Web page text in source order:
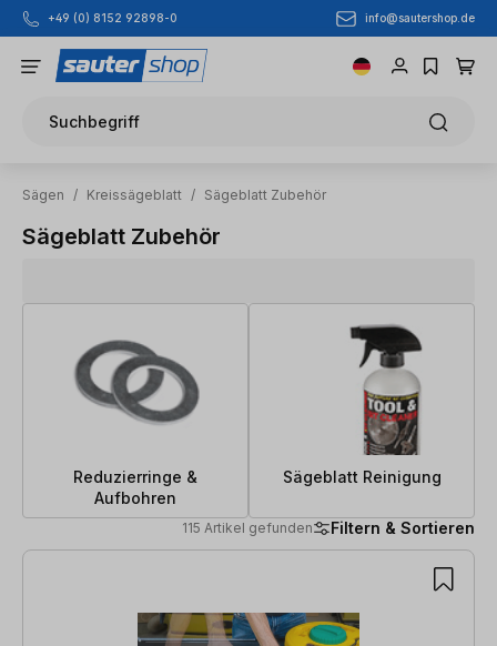
Zum Hauptinhalt springen
+49 (0) 8152 92898-0 info@sautershop.de
Suchbegriff
Sägen / Kreissägeblatt / Sägeblatt Zubehör
Sägeblatt Zubehör
Reduzierringe &
Aufbohren
Sägeblatt Reinigung
115 Artikel gefunden Filtern & Sortieren
115 Artikel gefunden